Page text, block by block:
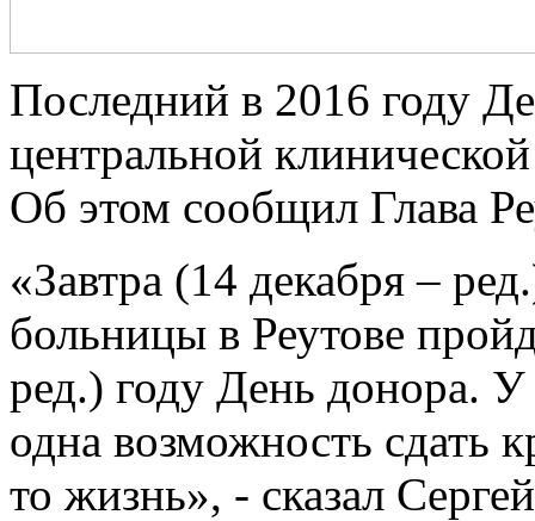
Последний в 2016 году
центральной
Об этом сообщил Глава
«Завтра (14 декабря –
больницы в Реутове
ред.) году День донора.
одна возможность сдать
то жизнь», - сказал